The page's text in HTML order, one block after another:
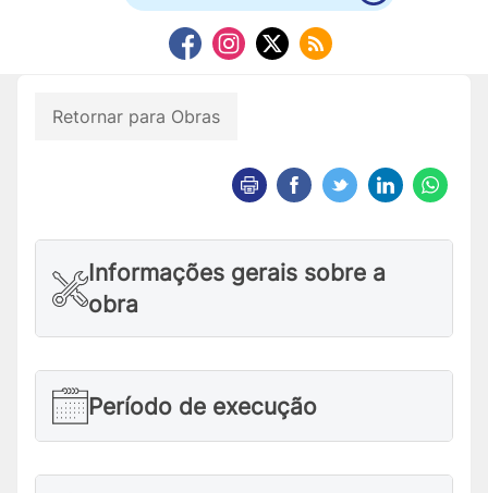
Retornar para Obras
Informações gerais sobre a
obra
Período de execução